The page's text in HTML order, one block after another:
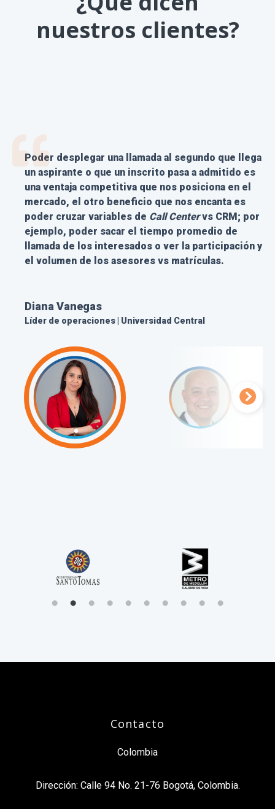
nuestros clientes?
Poder desplegar una llamada al segundo que llega
un aspirante o que un inscrito pasa a admitido es
una ventaja competitiva que nos posiciona en el
mercado, el otro beneficio que nos encanta es
poder cruzar variables de Call Centervs CRM; por
ejemplo, poder sacar el tiempo promedio de
llamada de los interesados o ver la participación y
el volumen de los asesores vs matrículas.
Diana Vanegas
Líder de operaciones | Universidad Central
Las herramientas nos permitieron capturar leads
de mejor calidad y nos ha permitido aumentar la
eficienca del área de Mercadeo y el Contact
Center en general, lo recomiendo para las
operaciones que quieren mejorar la experiencia
de sus estudiantes y prospectos; adicionalmente,
que busquen fidelizar.
Director de Mercadeo | Universidad Santo Tomás
Hemos diversificado los flujos con nuevas
herramientas de SMS y Call blasting que nos han
permitido mejorar los resultados deavances de
conversión , por ejemplo, el flujo de paso de ciclo
para empresarios aumento de una efectividad
de0,95% sin los actions de Nua talker a 8,67%
los actions de Nua Talker.
Líder de Marketing Directo | Siigo
Contacto
Colombia
Dirección: Calle 94 No. 21-76 Bogotá, Colombia.